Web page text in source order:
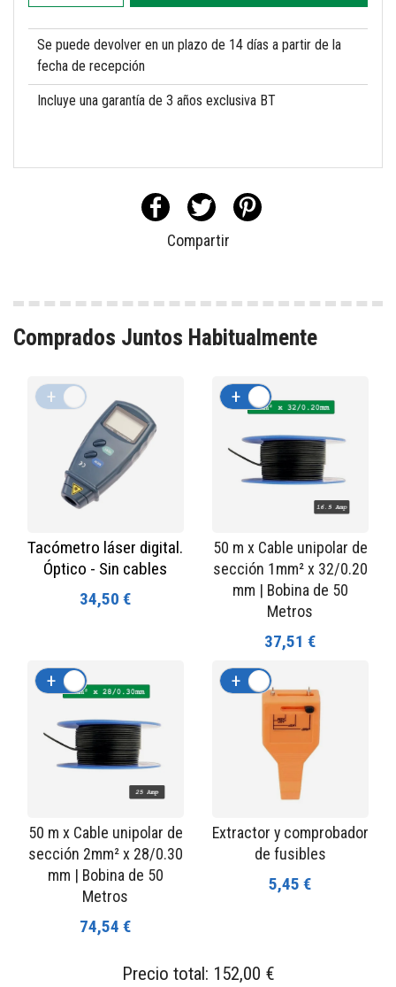
Se puede devolver en un plazo de 14 días a partir de la
fecha de recepción
Incluye una garantía de 3 años exclusiva BT
Compartir
Comprados Juntos Habitualmente
Tacómetro láser digital.
Óptico - Sin cables
34,50 €
+ -
50 m x Cable unipolar de
sección 1mm² x 32/0.20
mm | Bobina de 50
Metros
37,51 €
+ -
50 m x Cable unipolar de
sección 2mm² x 28/0.30
mm | Bobina de 50
Metros
74,54 €
+ -
Extractor y comprobador
de fusibles
5,45 €
+ -
Precio total: 152,00 €